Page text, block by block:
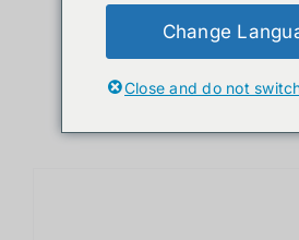
Show12 Products
Change
Close and do not